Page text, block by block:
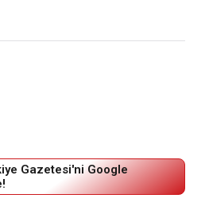
Gazetesi'ni Google